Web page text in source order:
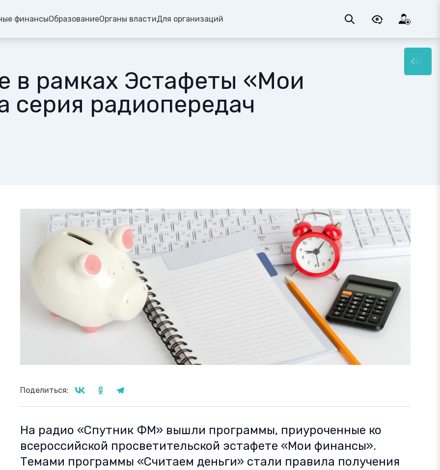
финансыОбразованиеОрганы властиДля организаций
в рамках Эстафеты «Мои
радиопередач
Поделиться:
На радио «Спутник ФМ» вышли программы, приуроченные ко
всероссийской просветительской эстафете «Мои финансы».
Темами программы «Считаем деньги» стали правила получения